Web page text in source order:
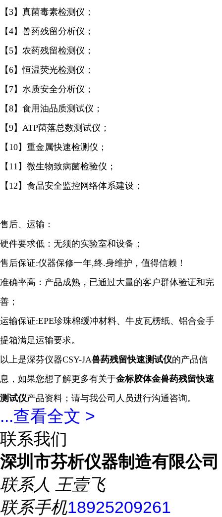
【3】真菌毒素检测仪；
【4】兽药残留分析仪；
【5】农药残留检测仪；
【6】恒温荧光检测仪；
【7】水质安全分析仪；
【8】食用油品质测试仪；
【9】ATP菌落总数测试仪；
【10】重金属快速检测仪；
【11】微生物致病菌检验仪；
【12】食品安全监控网络体系建设；
售后、运输：
硬件要求低：无须的实验室和设备；
售后保证:仪器保修一年,终.身维护，值得信赖！
准确率高：产品成熟，已通过大量的客户群体验证和完
善；
运输保证:EPE珍珠棉缓冲材料、牛皮瓦楞纸、铝合金手
提箱满足运输要求。
以上是深芬仪器CSY-JA兽药残留快速测试仪的产品信
息，如果您想了解更多有关于金标胶体金兽药残留快速
测试仪产品资料；请与我公司人员进行沟通咨询。
...查看全文 >
联系我们
深圳市芬析仪器制造有限公司
联系人 王壹飞
联系手机18925209261